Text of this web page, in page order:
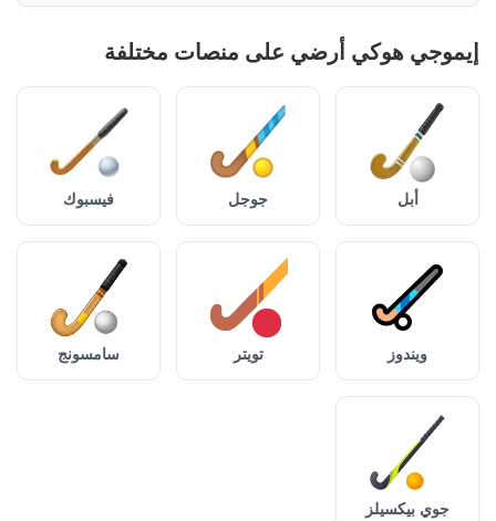
إيموجي هوكي أرضي على منصات مختلفة
أبل جوجل فيسبوك
ويندوز تويتر سامسونج
جوي بيكسيلز